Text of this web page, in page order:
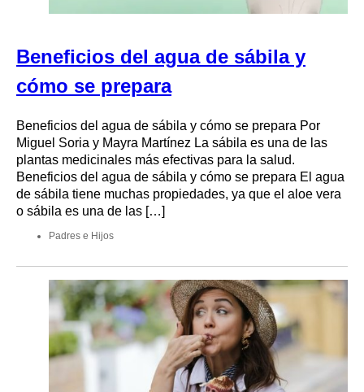
Beneficios del agua de sábila y
cómo se prepara
Beneficios del agua de sábila y cómo se prepara Por
Miguel Soria y Mayra Martínez La sábila es una de las
plantas medicinales más efectivas para la salud.
Beneficios del agua de sábila y cómo se prepara El agua
de sábila tiene muchas propiedades, ya que el aloe vera
o sábila es una de las […]
Padres e Hijos